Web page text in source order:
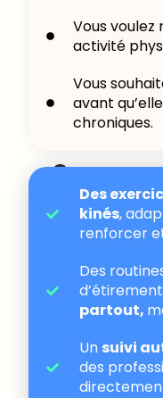
Vous
activité
Vous
avant
chroniques.
Ce que
Des
kinés,
renforcer
Des
d’étirement
partout,
Un suivi
des